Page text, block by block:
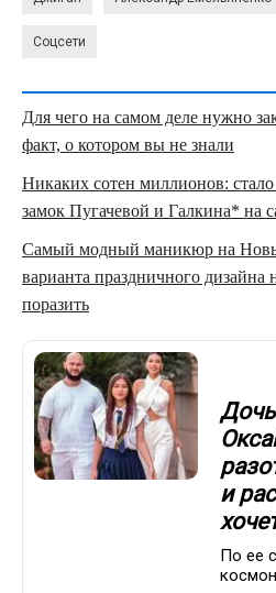
Соцсети
Для чего на самом деле нужно
факт, о котором вы не знали
Никаких сотен миллионов: стало
замок Пугачевой и Галкина* на
Самый модный маникюр на
варианта праздничного дизайна
поразить
и
По ее